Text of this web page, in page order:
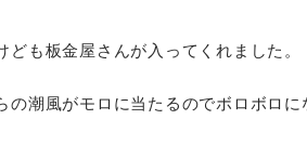
ども板金屋さんが入ってくれました。
の潮風がモロに当たるのでボロボロに